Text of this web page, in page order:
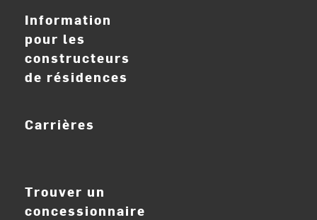
Information
pour les
constructeurs
de résidences
Carrières
Trouver un
concessionnaire